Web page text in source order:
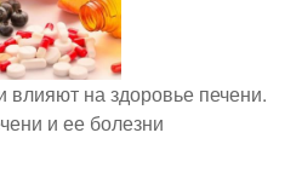
на здоровье печени.
и ее болезни